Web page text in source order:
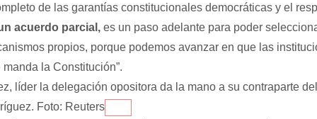
de las garantías constitucionales democráticas y el
acuerdo parcial, es un paso adelante para poder
propios, porque podemos avanzar en que las
la Constitución”.
líder la delegación opositora da la mano a su contraparte
Foto: Reuters